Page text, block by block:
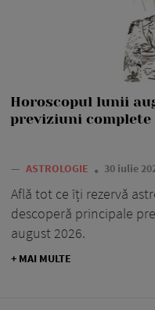
Horoscopul lunii
previziuni complete
— ASTROLOGIE 30 iulie
Află tot ce îți rezervă
descoperă principale
august 2026.
+ MAI MULTE